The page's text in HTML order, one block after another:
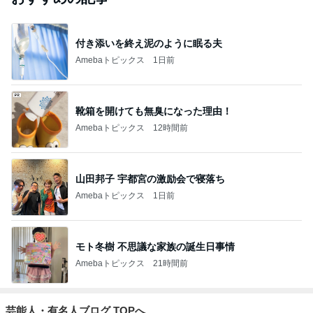
付き添いを終え泥のように眠る夫
Amebaトピックス 1日前
靴箱を開けても無臭になった理由！
Amebaトピックス 12時間前
山田邦子 宇都宮の激励会で寝落ち
Amebaトピックス 1日前
モト冬樹 不思議な家族の誕生日事情
Amebaトピックス 21時間前
芸能人・有名人ブログ TOPへ